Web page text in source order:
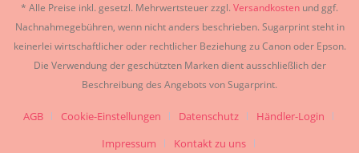
* Alle Preise inkl. gesetzl. Mehrwertsteuer zzgl. Versandkosten und ggf.
Nachnahmegebühren, wenn nicht anders beschrieben. Sugarprint steht in
keinerlei wirtschaftlicher oder rechtlicher Beziehung zu Canon oder Epson.
Die Verwendung der geschützten Marken dient ausschließlich der
Beschreibung des Angebots von Sugarprint.
AGB Cookie-Einstellungen Datenschutz
Händler-Login
Impressum
Kontakt zu uns